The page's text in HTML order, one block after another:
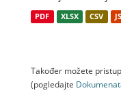
PDF XLSX CSV
Također možete
(pogledajte